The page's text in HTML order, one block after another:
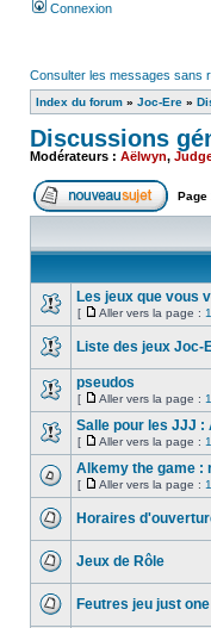
Connexion
Consulter les messages sans
Index du forum » Joc-Ere »
Discussions
Modérateurs : Aëlwyn,
Page
Les jeux que vous
[ Aller vers la page : 1
Liste des jeux Joc-
pseudos
[ Aller vers la page : 1
Salle pour les JJJ :
[ Aller vers la page : 1
Alkemy the game :
[ Aller vers la page : 1
Horaires
Jeux de Rôle
Feutres jeu just one